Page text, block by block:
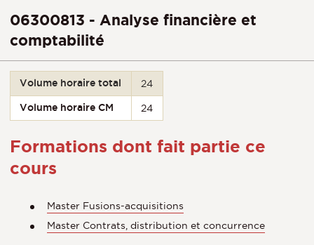
06300813 - Analyse financière et
comptabilité
Volume horaire total 24
Volume horaire CM 24
Formations dont fait partie ce
cours
Master Fusions-acquisitions
Master Contrats, distribution et concurrence